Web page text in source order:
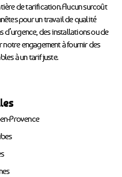
de tarification. Aucun surcoût
pour un travail de qualité
d’urgence, des installations ou de
notre engagement à fournir des
à un tarif juste.
Provence